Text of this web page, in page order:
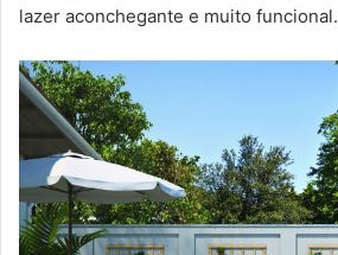
lazer aconchegante e muito funcional.